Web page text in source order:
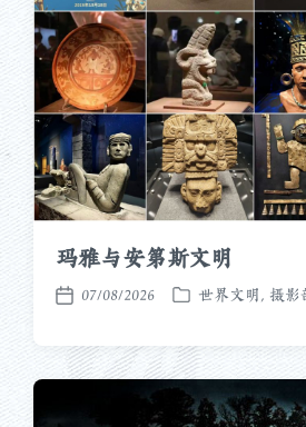
玛雅与安第斯文明
发
日
期
07/08/2026
发
于
世界文明, 摄影